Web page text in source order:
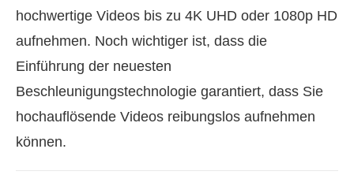
hochwertige Videos bis zu 4K UHD oder 1080p HD
aufnehmen. Noch wichtiger ist, dass die
Einführung der neuesten
Beschleunigungstechnologie garantiert, dass Sie
hochauflösende Videos reibungslos aufnehmen
können.